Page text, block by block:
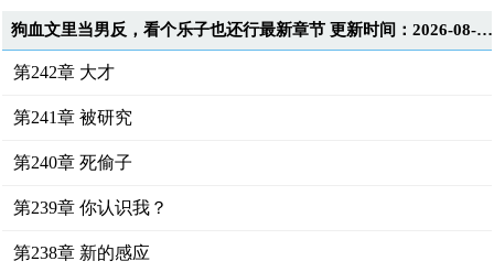
狗血文里当男反，看个乐子也还行最新章节 更新时间：2026-08-09T21:30:22
第242章 大才
第241章 被研究
第240章 死偷子
第239章 你认识我？
第238章 新的感应